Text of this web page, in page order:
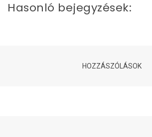
Hasonló bejegyzések:
HOZZÁSZÓLÁSOK